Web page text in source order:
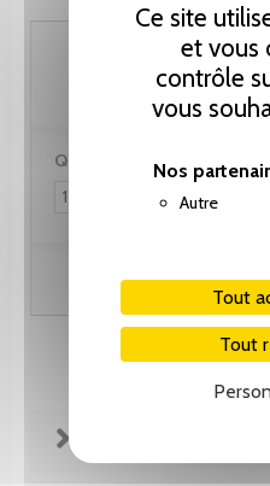
Ce site
et vous
contrôle
vous
Nos
Autre
Tout
Tout
Quantité :
Ajouter